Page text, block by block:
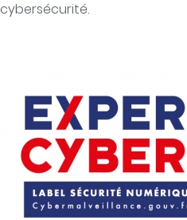
cybersécurité.